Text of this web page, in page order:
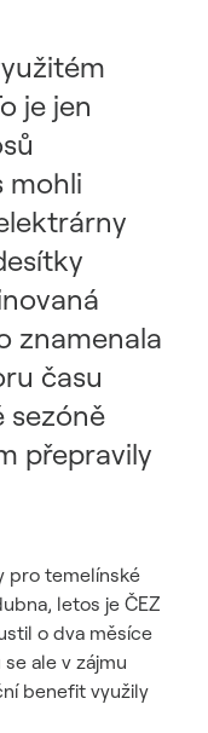
je jen
mohli
znamenala
času
sezóně
přepravily
pro temelínské
letos je ČEZ
o dva měsíce
ale v zájmu
benefit využily